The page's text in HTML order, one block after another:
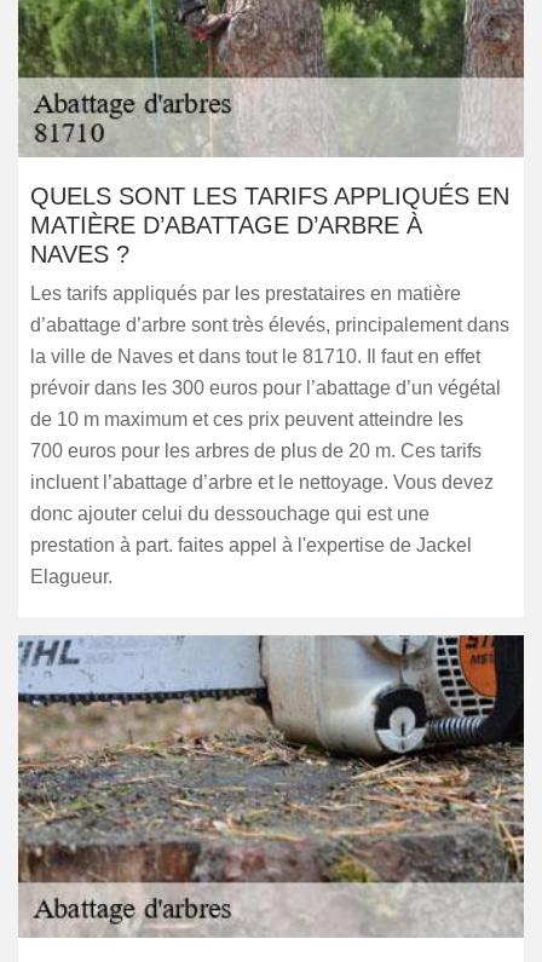
QUELS SONT LES TARIFS APPLIQUÉS EN
MATIÈRE D’ABATTAGE D’ARBRE À
NAVES ?
Les tarifs appliqués par les prestataires en matière
d’abattage d’arbre sont très élevés, principalement dans
la ville de Naves et dans tout le 81710. Il faut en effet
prévoir dans les 300 euros pour l’abattage d’un végétal
de 10 m maximum et ces prix peuvent atteindre les
700 euros pour les arbres de plus de 20 m. Ces tarifs
incluent l’abattage d’arbre et le nettoyage. Vous devez
donc ajouter celui du dessouchage qui est une
prestation à part. faites appel à l'expertise de Jackel
Elagueur.